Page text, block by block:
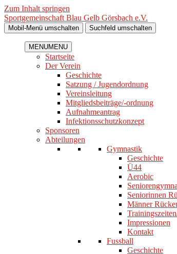
Zum Inhalt springen
Sportgemeinschaft Blau Gelb Görsbach e.V.
Mobil-Menü umschalten Suchfeld umschalten
MENUMENU
Startseite
Der Verein
Geschichte
Satzung / Jugendordnung
Vereinsleitung
Mitgliedsbeiträge/-ordnung
Aufnahmeantrag
Infektionsschutzkonzept
Sponsoren
Abteilungen
Gymnastik
Geschichte
Ü44
Aerobic
Seniorinnen
Männer
Impressionen
Kontakt
Fussball
Geschichte